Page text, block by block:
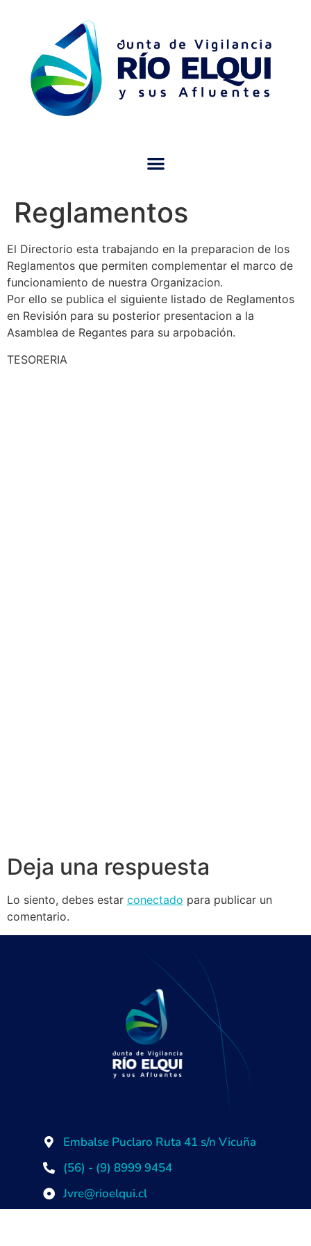
Reglamentos
El Directorio esta trabajando en la preparacion de los
Reglamentos que permiten complementar el marco de
funcionamiento de nuestra Organizacion.
Por ello se publica el siguiente listado de Reglamentos
en Revisión para su posterior presentacion a la
Asamblea de Regantes para su arpobación.
TESORERIA
Deja una respuesta
Lo siento, debes estar conectado para publicar un
comentario.
Embalse Puclaro Ruta 41 s/n Vicuña
(56) - (9) 8999 9454
Jvre@rioelqui.cl